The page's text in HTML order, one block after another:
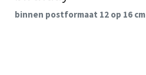
binnen postformaat 12 op 16 cm